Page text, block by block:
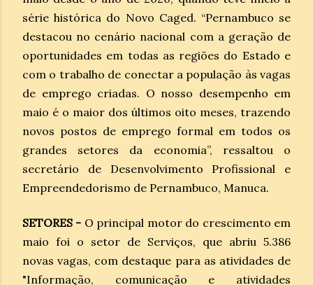
série histórica do Novo Caged. “Pernambuco se
destacou no cenário nacional com a geração de
oportunidades em todas as regiões do Estado e
com o trabalho de conectar a população às vagas
de emprego criadas. O nosso desempenho em
maio é o maior dos últimos oito meses, trazendo
novos postos de emprego formal em todos os
grandes setores da economia”, ressaltou o
secretário de Desenvolvimento Profissional e
Empreendedorismo de Pernambuco, Manuca.
SETORES - O principal motor do crescimento em
maio foi o setor de Serviços, que abriu 5.386
novas vagas, com destaque para as atividades de
"Informação, comunicação e atividades